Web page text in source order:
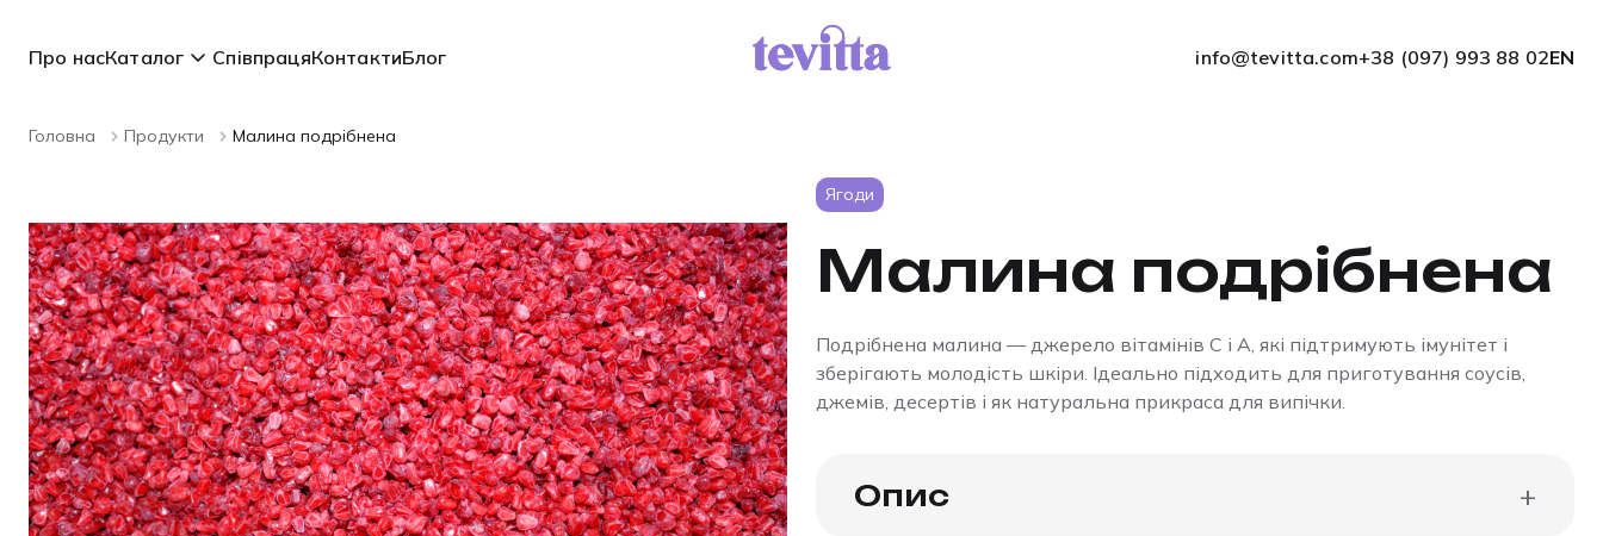
Про насКаталог СпівпрацяКонтактиБлог info@tevitta.com+38 (097) 993 88 02EN
Головна Продукти Малина подрібнена
Ягоди
Малина подрібнена
Подрібнена малина — джерело вітамінів С і А, які підтримують імунітет і
зберігають молодість шкіри. Ідеально підходить для приготування соусів,
джемів, десертів і як натуральна прикраса для випічки.
Опис +